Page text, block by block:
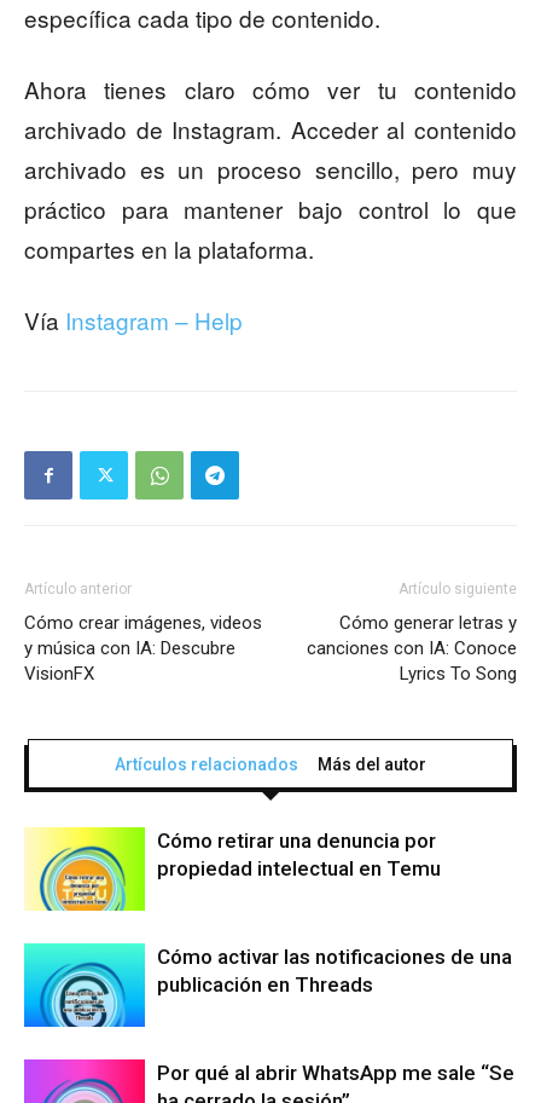
específica cada tipo de contenido.
Ahora tienes claro cómo ver tu contenido
archivado de Instagram. Acceder al contenido
archivado es un proceso sencillo, pero muy
práctico para mantener bajo control lo que
compartes en la plataforma.
Vía Instagram – Help
Artículo anterior
Cómo crear imágenes, videos
y música con IA: Descubre
VisionFX
Artículo siguiente
Cómo generar letras y
canciones con IA: Conoce
Lyrics To Song
Artículos relacionados Más del autor
Cómo retirar una denuncia por
propiedad intelectual en Temu
Cómo activar las notificaciones de una
publicación en Threads
Por qué al abrir WhatsApp me sale “Se